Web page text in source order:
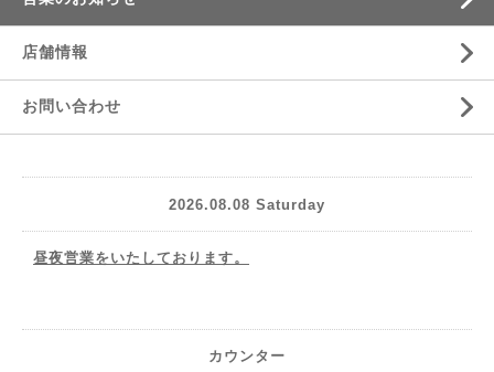
店舗情報
お問い合わせ
2026.08.08 Saturday
昼夜営業をいたしております。
カウンター